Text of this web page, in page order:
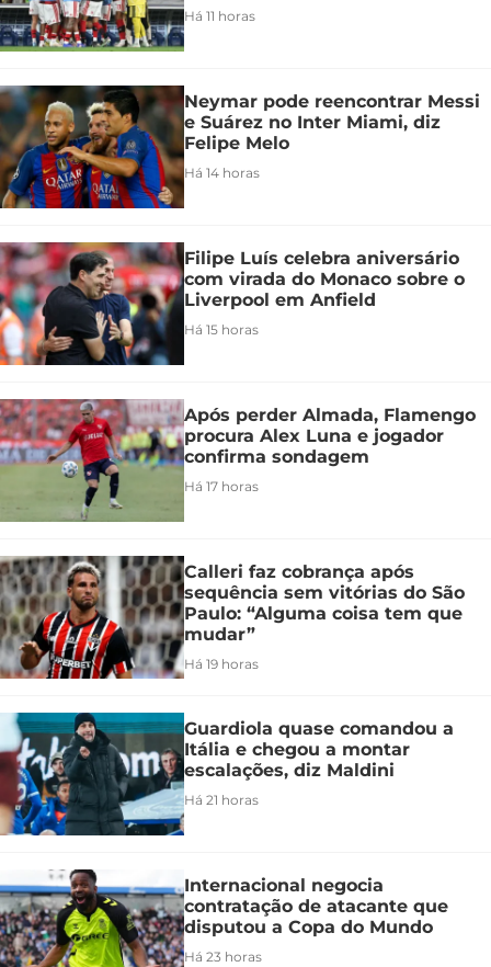
Há 11 horas
Neymar pode reencontrar Messi
e Suárez no Inter Miami, diz
Felipe Melo
Há 14 horas
Filipe Luís celebra aniversário
com virada do Monaco sobre o
Liverpool em Anfield
Há 15 horas
Após perder Almada, Flamengo
procura Alex Luna e jogador
confirma sondagem
Há 17 horas
Calleri faz cobrança após
sequência sem vitórias do São
Paulo: “Alguma coisa tem que
mudar”
Há 19 horas
Guardiola quase comandou a
Itália e chegou a montar
escalações, diz Maldini
Há 21 horas
Internacional negocia
contratação de atacante que
disputou a Copa do Mundo
Há 23 horas